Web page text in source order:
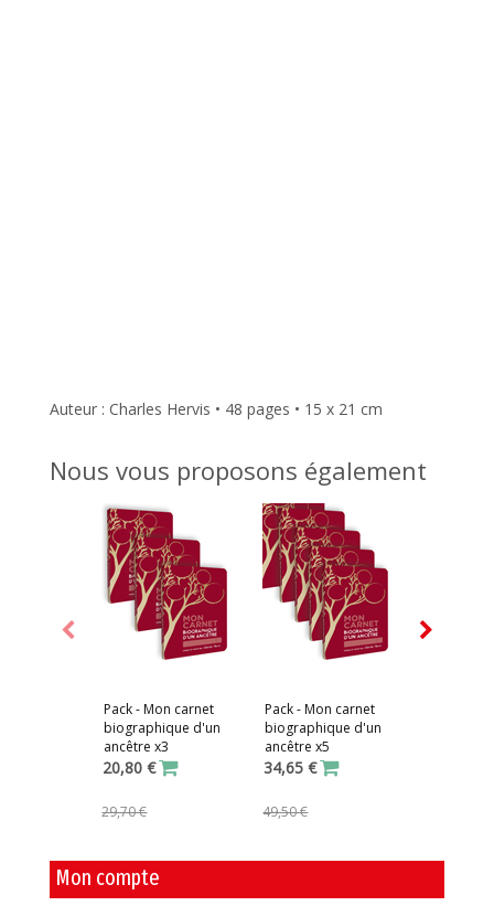
Auteur : Charles Hervis • 48 pages • 15 x 21 cm
Nous vous proposons également
Pack - Mon carnet
biographique d'un
ancêtre x3
20,80 €
29,70 €
Pack - Mon carnet
biographique d'un
ancêtre x5
34,65 €
49,50 €
Mon compte